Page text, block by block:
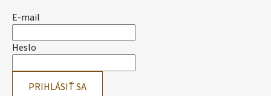
E-mail
Heslo
PRIHLÁSIŤ SA